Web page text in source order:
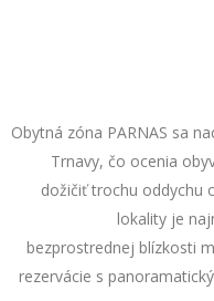
Obytná zóna PARNAS sa
Trnavy, čo ocenia
dožičiť trochu oddychu
lokality je
bezprostrednej blízkosti
rezervácie s